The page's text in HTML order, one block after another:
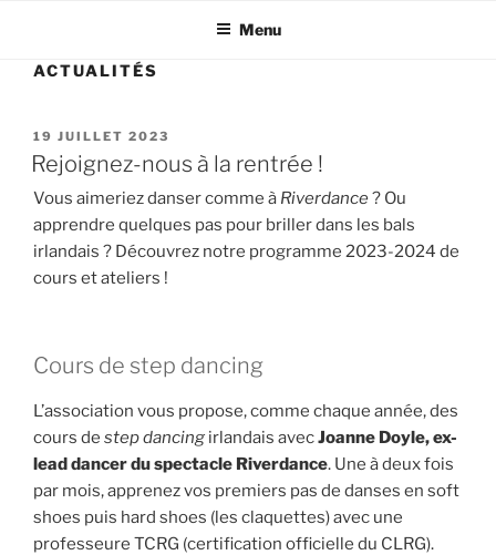
Menu
ACTUALITÉS
PUBLIÉ
LE
19 JUILLET 2023
Rejoignez-nous à la rentrée !
Vous aimeriez danser comme à Riverdance? Ou
apprendre quelques pas pour briller dans les bals
irlandais ? Découvrez notre programme 2023-2024 de
cours et ateliers !
Cours de step dancing
L’association vous propose, comme chaque année, des
cours de step dancing irlandais avecJoanne Doyle, ex-
lead dancer du spectacle Riverdance. Une à deux fois
par mois, apprenez vos premiers pas de danses en soft
shoes puis hard shoes (les claquettes) avec une
professeure TCRG (certification officielle du CLRG).